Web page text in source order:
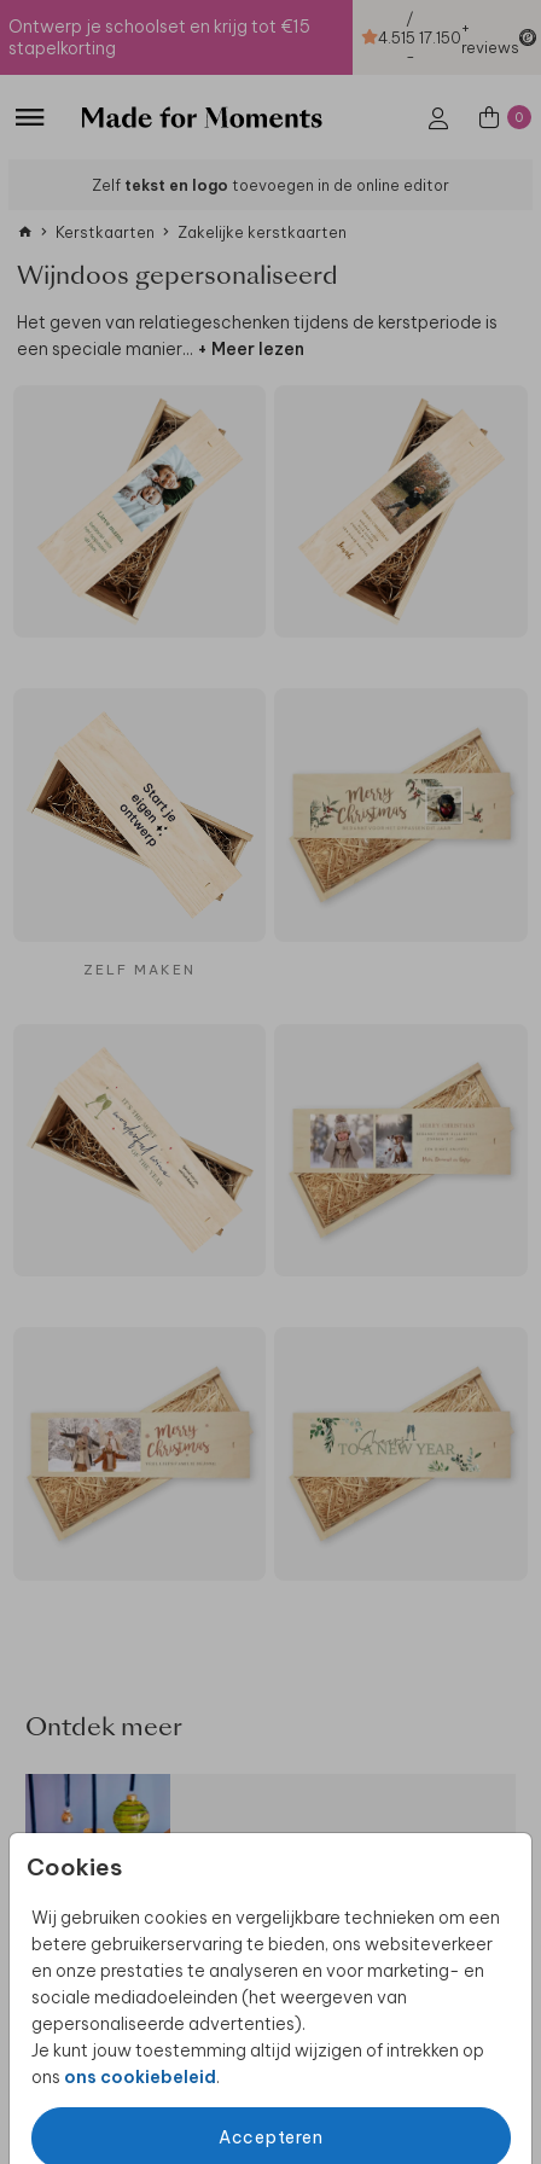
Ontwerp je schoolset en krijg tot €15
stapelkorting
4.51
/
5
-
17.150+
reviews
0
Cookies
Wij gebruiken cookies en vergelijkbare technieken om een
betere gebruikerservaring te bieden, ons websiteverkeer
en onze prestaties te analyseren en voor marketing- en
sociale mediadoeleinden (het weergeven van
gepersonaliseerde advertenties).
Je kunt jouw toestemming altijd wijzigen of intrekken op
ons ons cookiebeleid.
Accepteren
Zelf tekst en logo toevoegen in de online editor
Kerstkaarten Zakelijke kerstkaarten
Wijndoos gepersonaliseerd
Het geven van relatiegeschenken tijdens de kerstperiode is
een speciale manier... + Meer lezen
ZELF MAKEN
Ontdek meer
UITNODIGING BORREL